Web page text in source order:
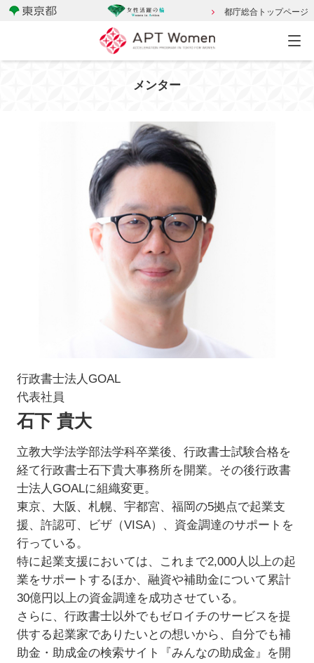
都庁総合トップページ
メンター
行政書士法人GOAL
代表社員
石下 貴大
立教大学法学部法学科卒業後、行政書士試験合格を
経て行政書士石下貴大事務所を開業。その後行政書
士法人GOALに組織変更。
東京、大阪、札幌、宇都宮、福岡の5拠点で起業支
援、許認可、ビザ（VISA）、資金調達のサポートを
行っている。
特に起業支援においては、これまで2,000人以上の起
業をサポートするほか、融資や補助金について累計
30億円以上の資金調達を成功させている。
さらに、行政書士以外でもゼロイチのサービスを提
供する起業家でありたいとの想いから、自分でも補
助金・助成金の検索サイト『みんなの助成金』を開